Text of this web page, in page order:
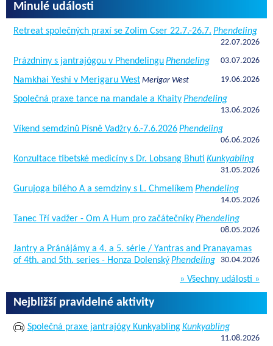
Minulé události
Retreat společných praxí se Zolim Cser 22.7.-26.7. Phendeling
22.07.2026
Prázdniny s jantrajógou v PhendelinguPhendeling 03.07.2026
Namkhai Yeshi v Merigaru West Merigar West 19.06.2026
Společná praxe tance na mandale a KhaityPhendeling
13.06.2026
Víkend semdzinů Písně Vadžry 6.-7.6.2026Phendeling
06.06.2026
Konzultace tibetské medicíny s Dr. Lobsang Bhuti Kunkyabling
31.05.2026
Gurujoga bílého A a semdziny s L. Chmelíkem Phendeling
14.05.2026
Tanec Tří vadžer - Om A Hum pro začátečníkyPhendeling
08.05.2026
Jantry a Pránájámy a 4. a 5. série / Yantras and Pranayamas
of 4th. and 5th. series - Honza DolenskýPhendeling 30.04.2026
» Všechny události »
Nejbližší pravidelné aktivity
Společná praxe jantrajógy KunkyablingKunkyabling
11.08.2026